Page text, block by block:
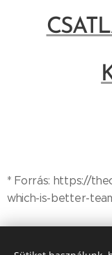
* Forrás: https://
which-is-better-